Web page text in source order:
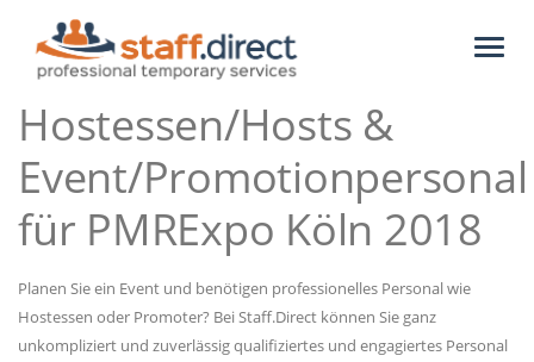
Toggle
Hostessen/Hosts &
Event/Promotionpersonal
für PMRExpo Köln 2018
Planen Sie ein Event und benötigen professionelles Personal wie
Hostessen oder Promoter? Bei Staff.Direct können Sie ganz
unkompliziert und zuverlässig qualifiziertes und engagiertes Personal